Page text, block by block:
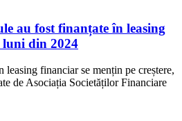
au fost finanțate în leasing
din 2024
financiar se mențin pe creștere,
de Asociația Societăților Financiare